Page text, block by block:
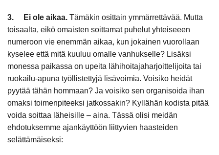
3. Ei ole aikaa. Tämäkin osittain ymmärrettävää. Mutta
toisaalta, eikö omaisten soittamat puhelut yhteiseeen
numeroon vie enemmän aikaa, kun jokainen vuorollaan
kyselee että mitä kuuluu omalle vanhukselle? Lisäksi
monessa paikassa on upeita lähihoitajaharjoittelijoita tai
ruokailu-apuna työllistettyjä lisävoimia. Voisiko heidät
pyytää tähän hommaan? Ja voisiko sen organisoida ihan
omaksi toimenpiteeksi jatkossakin? Kyllähän kodista pitää
voida soittaa läheisille – aina. Tässä olisi meidän
ehdotuksemme ajankäyttöön liittyvien haasteiden
selättämäiseksi: